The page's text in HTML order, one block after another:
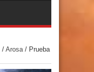
/ Arosa/ Prueba